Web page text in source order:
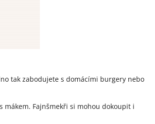
tak zabodujete s domácími burgery nebo
Fajnšmekři si mohou dokoupit i